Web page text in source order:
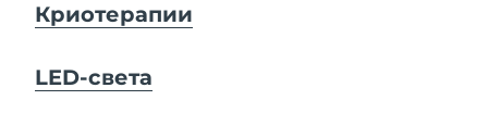
Криотерапии
LED-света